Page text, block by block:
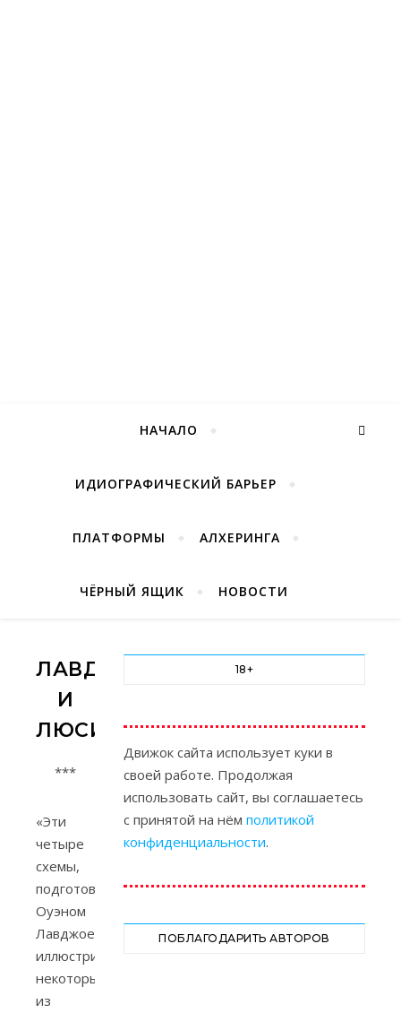
НАЧАЛО
ИДИОГРАФИЧЕСКИЙ БАРЬЕР
ПЛАТФОРМЫ АЛХЕРИНГА
ЧЁРНЫЙ ЯЩИК НОВОСТИ
ЛАВДЖОЙ
И
ЛЮСИ
***
«Эти
четыре
схемы,
подготовленные
Оуэном
Лавджоем,
иллюстрируют
некоторые
из
18+
Движок сайта использует куки в
своей работе. Продолжая
использовать сайт, вы соглашаетесь
с принятой на нём политикой
конфиденциальности.
ПОБЛАГОДАРИТЬ АВТОРОВ